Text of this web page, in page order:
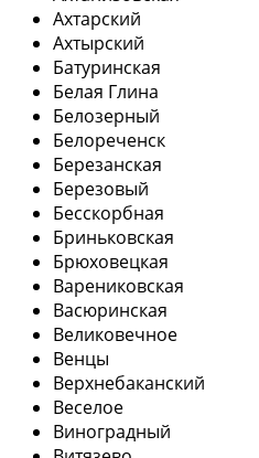
Ахтарский
Ахтырский
Батуринская
Белая Глина
Белозерный
Белореченск
Березанская
Березовый
Бесскорбная
Бриньковская
Брюховецкая
Варениковская
Васюринская
Великовечное
Венцы
Верхнебаканский
Веселое
Виноградный